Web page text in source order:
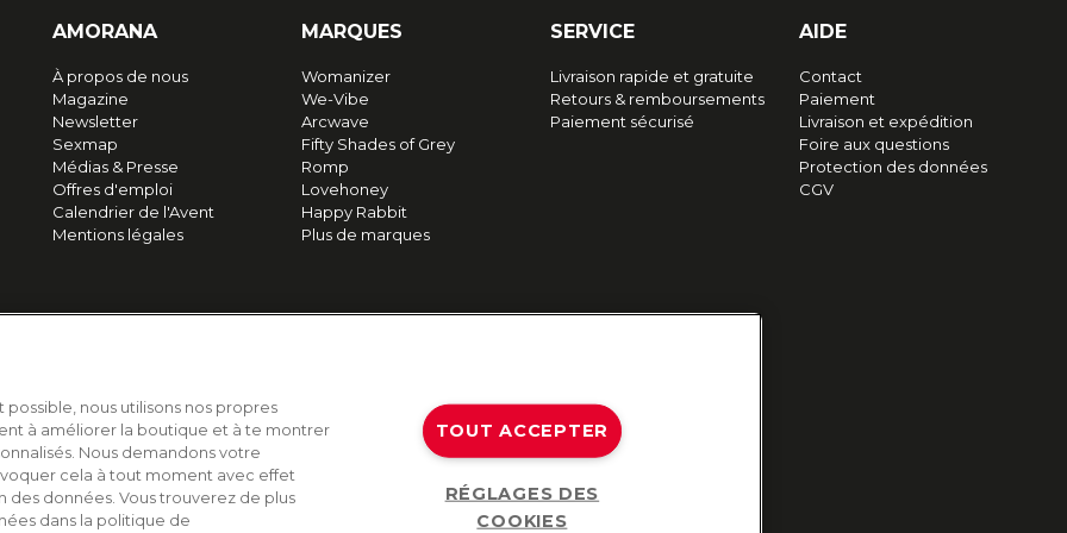
AMORANA
À propos de nous
Magazine
Newsletter
Sexmap
Médias & Presse
Offres d'emploi
Calendrier de l'Avent
Mentions légales
MARQUES
Womanizer
We-Vibe
Arcwave
Fifty Shades of Grey
Romp
Lovehoney
Happy Rabbit
Plus de marques
SERVICE
Livraison rapide et gratuite
Retours & remboursements
Paiement sécurisé
AIDE
Contact
Paiement
Livraison et expédition
Foire aux questions
Protection des données
CGV
nous utilisons nos propres
à améliorer la boutique et à te montrer
Nous demandons votre
cela à tout moment avec effet
données. Vous trouverez de plus
dans la politique de
TOUT ACCEPTER
RÉGLAGES DES
COOKIES